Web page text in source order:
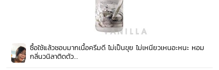
ซื้อใช้แล้วชอบมากเนื้อครีมดี ไม่เป็นขุย ไม่เหนียวเหนอะหนะ หอม
กลิ่นวนิลาติดตัว...